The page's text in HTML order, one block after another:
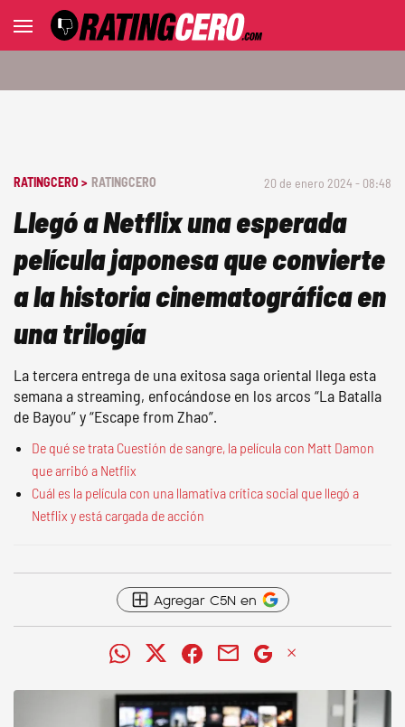
RATINGCERO > RATINGCERO 20 de enero 2024 - 08:48
Llegó a Netflix una esperada
película japonesa que convierte
a la historia cinematográfica en
una trilogía
La tercera entrega de una exitosa saga oriental llega esta
semana a streaming, enfocándose en los arcos “La Batalla
de Bayou” y “Escape from Zhao”.
De qué se trata Cuestión de sangre, la película con Matt Damon
que arribó a Netflix
Cuál es la película con una llamativa crítica social que llegó a
Netflix y está cargada de acción
Agregar C5N en